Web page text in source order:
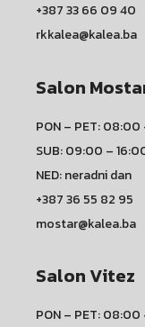
+387 33 66 09 40
rkkalea@kalea.ba
Salon
PON – PET: 08:00
SUB: 09:00 –
NED: neradni dan
+387 36 55 82 95
mostar@kalea.ba
Salon Vitez
PON – PET: 08:00